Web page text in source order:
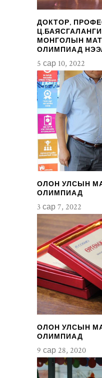
ДОКТОР,
МОНГОЛЫН
ОЛИМПИАД
5 сар 10, 2022
ОЛОН УЛСЫН
ОЛИМПИАД
3 сар 7, 2022
ОЛОН УЛСЫН
ОЛИМПИАД
9 сар 28, 2020